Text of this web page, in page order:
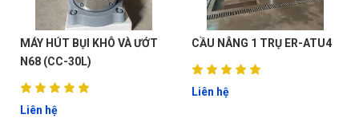
MÁY HÚT BỤI KHÔ VÀ ƯỚT
N68 (CC-30L)
Liên hệ
CẦU NÂNG 1 TRỤ ER-ATU4
Liên hệ